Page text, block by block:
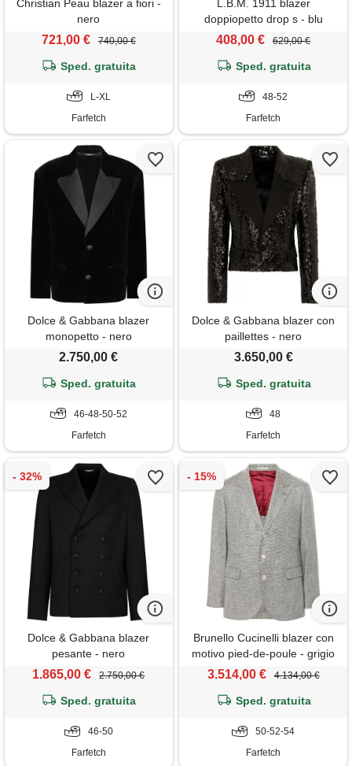
Christian Peau blazer a fiori -
nero
721,00 € 740,00 €
Sped. gratuita
L-XL
Farfetch
L.B.M. 1911 blazer
doppiopetto drop s - blu
408,00 € 629,00 €
Sped. gratuita
48-52
Farfetch
Dolce & Gabbana blazer
monopetto - nero
2.750,00 €
Sped. gratuita
46-48-50-52
Farfetch
Dolce & Gabbana blazer con
paillettes - nero
3.650,00 €
Sped. gratuita
48
Farfetch
Dolce & Gabbana blazer
pesante - nero
1.865,00 € 2.750,00 €
Sped. gratuita
46-50
Farfetch
Brunello Cucinelli blazer con
motivo pied-de-poule - grigio
3.514,00 € 4.134,00 €
Sped. gratuita
50-52-54
Farfetch